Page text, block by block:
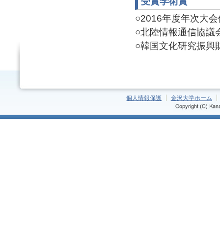
○2016年度年次大
○北陸情報通信協議
○韓国文化研究振興
個人情報保護 金沢大学ホーム